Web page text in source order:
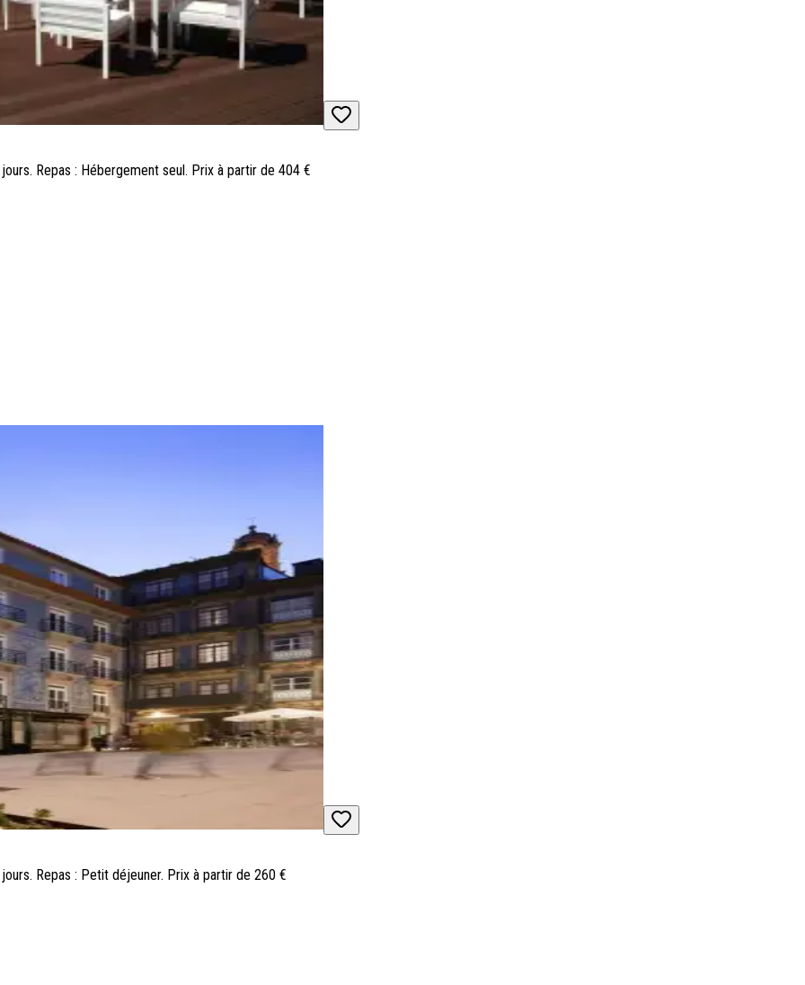
Repas : Hébergement seul. Prix à partir de 404 €
Repas : Petit déjeuner. Prix à partir de 260 €